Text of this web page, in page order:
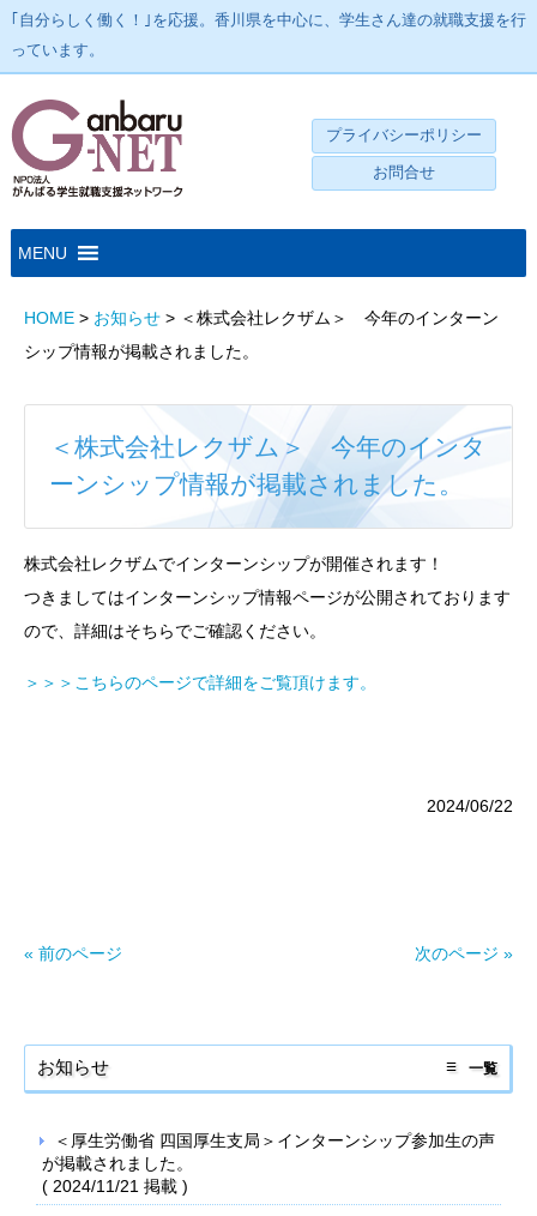
｢自分らしく働く！｣を応援。香川県を中心に、学生さん達の就職支援を行
っています。
プライバシーポリシー
お問合せ
HOME> お知らせ> ＜株式会社レクザム＞ 今年のインターン
シップ情報が掲載されました。
＜株式会社レクザム＞ 今年のインタ
ーンシップ情報が掲載されました。
株式会社レクザムでインターンシップが開催されます！
つきましてはインターンシップ情報ページが公開されております
ので、詳細はそちらでご確認ください。
＞＞＞こちらのページで詳細をご覧頂けます。
2024/06/22
« 前のページ 次のページ »
お知らせ 一覧
＜厚生労働省 四国厚生支局＞インターンシップ参加生の声
が掲載されました。
( 2024/11/21 掲載 )